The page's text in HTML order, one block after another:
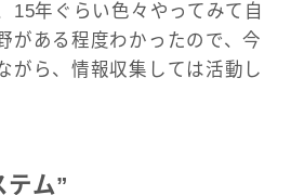
15年ぐらい色々やってみて自
がある程度わかったので、今
がら、情報収集しては活動し
ム”